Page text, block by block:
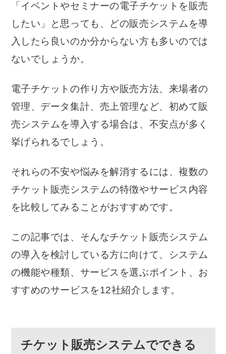
「イベントやセミナーの電子チケットを販売
したい」と思っても、どの販売システムを導
入したら良いのか分からない方も多いのでは
ないでしょうか。
電子チケットの作り方や販売方法、来場者の
管理、データ集計、売上管理など、初めて販
売システムを導入する場合は、不安点が多く
挙げられるでしょう。
それらの不安や悩みを解消するには、複数の
チケット販売システムの特徴やサービス内容
を比較してみることがおすすめです。
この記事では、そんなチケット販売システム
の導入を検討している方に向けて、システム
の機能や種類、サービスを選ぶポイント、お
すすめのサービスを12社紹介します。
チケット販売システムでできる